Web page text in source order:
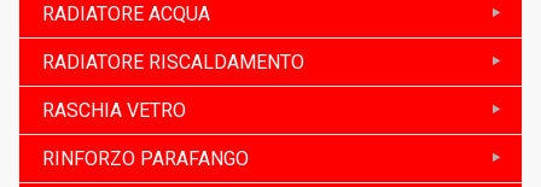
RADIATORE ACQUA
RADIATORE RISCALDAMENTO
RASCHIA VETRO
RINFORZO PARAFANGO